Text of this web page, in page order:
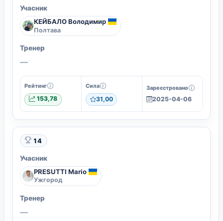
Учасник
КЕЙБАЛО Володимир
Полтава
Тренер
—
Рейтинг
153,78
Сила
31,00
Зареєстровано
2025-04-06
14
Учасник
PRESUTTI Mario
Ужгород
Тренер
—